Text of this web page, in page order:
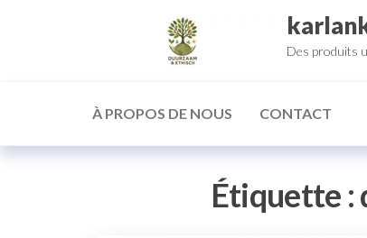
Des produits
À PROPOS DE NOUS CONTACT
Étiquette :